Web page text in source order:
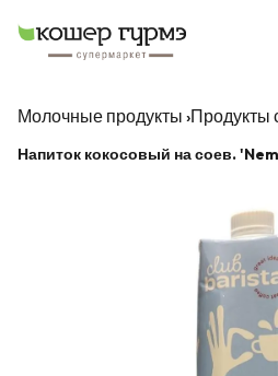
Молочные продукты ›Продукты
Напиток кокосовый на соев.